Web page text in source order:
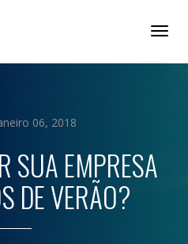
06, 2018
SUA EMPRESA
DE VERÃO?